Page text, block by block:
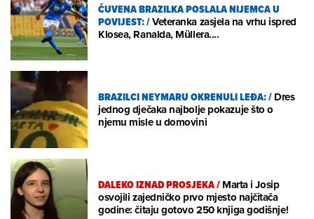
ČUVENA BRAZILKA POSLALA NIJEMCA U
POVIJEST:/Veteranka zasjela na vrhu ispred
Klosea, Ranalda, Müllera....
BRAZILCI NEYMARU OKRENULI LEĐA:/Dres
jednog dječaka najbolje pokazuje što o
njemu misle u domovini
DALEKO IZNAD PROSJEKA/Marta i Josip
osvojili zajedničko prvo mjesto najčitača
godine: čitaju gotovo 250 knjiga godišnje!